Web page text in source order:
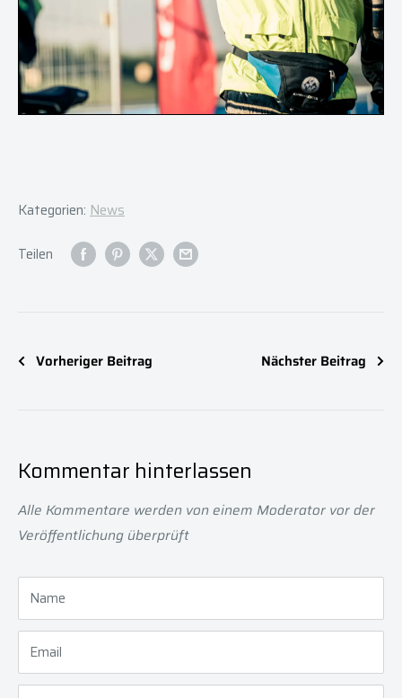
Kategorien: News
Teilen
Vorheriger Beitrag Nächster Beitrag
Kommentar hinterlassen
Alle Kommentare werden von einem Moderator vor der
Veröffentlichung überprüft
Name
Email